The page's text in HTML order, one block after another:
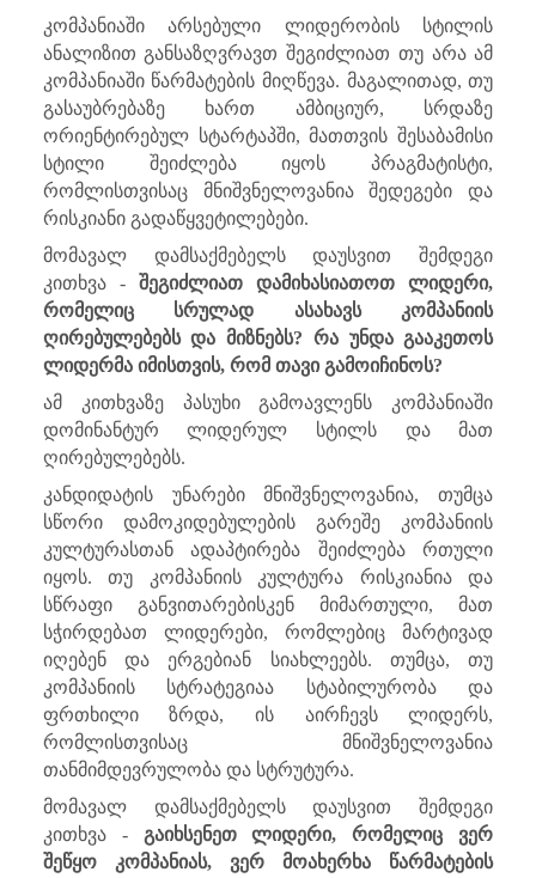
კომპანიაში არსებული ლიდერობის სტილის
ანალიზით განსაზღვრავთ შეგიძლიათ თუ არა ამ
კომპანიაში წარმატების მიღწევა. მაგალითად, თუ
გასაუბრებაზე ხართ ამბიციურ, სრდაზე
ორიენტირებულ სტარტაპში, მათთვის შესაბამისი
სტილი შეიძლება იყოს პრაგმატისტი,
რომლისთვისაც მნიშვნელოვანია შედეგები და
რისკიანი გადაწყვეტილებები.
მომავალ დამსაქმებელს დაუსვით შემდეგი
კითხვა - შეგიძლიათ დამიხასიათოთ ლიდერი,
რომელიც სრულად ასახავს კომპანიის
ღირებულებებს და მიზნებს? რა უნდა გააკეთოს
ლიდერმა იმისთვის, რომ თავი გამოიჩინოს?
ამ კითხვაზე პასუხი გამოავლენს კომპანიაში
დომინანტურ ლიდერულ სტილს და მათ
ღირებულებებს.
კანდიდატის უნარები მნიშვნელოვანია, თუმცა
სწორი დამოკიდებულების გარეშე კომპანიის
კულტურასთან ადაპტირება შეიძლება რთული
იყოს. თუ კომპანიის კულტურა რისკიანია და
სწრაფი განვითარებისკენ მიმართული, მათ
სჭირდებათ ლიდერები, რომლებიც მარტივად
იღებენ და ერგებიან სიახლეებს. თუმცა, თუ
კომპანიის სტრატეგიაა სტაბილურობა და
ფრთხილი ზრდა, ის აირჩევს ლიდერს,
რომლისთვისაც მნიშვნელოვანია
თანმიმდევრულობა და სტრუტურა.
მომავალ დამსაქმებელს დაუსვით შემდეგი
კითხვა - გაიხსენეთ ლიდერი, რომელიც ვერ
შეწყო კომპანიას, ვერ მოახერხა წარმატების